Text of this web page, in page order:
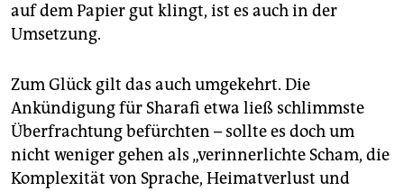
auf dem Papier gut klingt, ist es auch in der
Umsetzung.
Zum Glück gilt das auch umgekehrt. Die
Ankündigung für Sharafi etwa ließ schlimmste
Überfrachtung befürchten – sollte es doch um
nicht weniger gehen als „verinnerlichte Scham, die
Komplexität von Sprache, Heimatverlust und